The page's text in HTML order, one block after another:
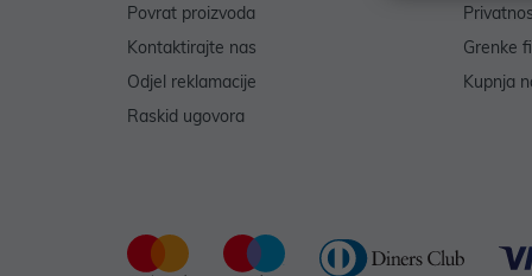
Povrat proizvoda
Kontaktirajte nas
Odjel reklamacije
Raskid ugovora
Grenke
Kupnja